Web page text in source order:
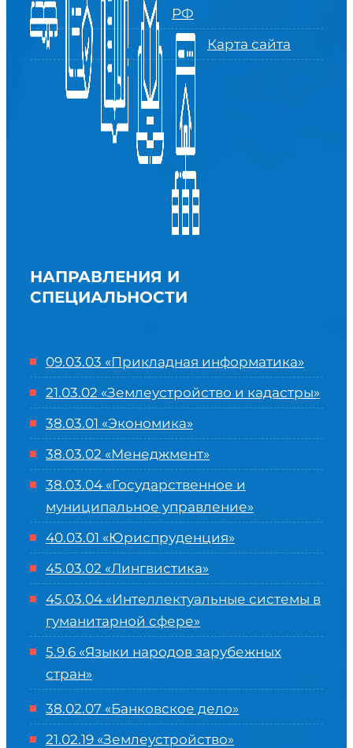
РФ
Карта сайта
НАПРАВЛЕНИЯ И
СПЕЦИАЛЬНОСТИ
09.03.03 «Прикладная информатика»
21.03.02 «Землеустройство и кадастры»
38.03.01 «Экономика»
38.03.02 «Менеджмент»
38.03.04 «Государственное и
муниципальное управление»
40.03.01 «Юриспруденция»
45.03.02 «Лингвистика»
45.03.04 «Интеллектуальные системы в
гуманитарной сфере»
5.9.6 «Языки народов зарубежных
стран»
38.02.07 «Банковское дело»
21.02.19 «Землеустройство»